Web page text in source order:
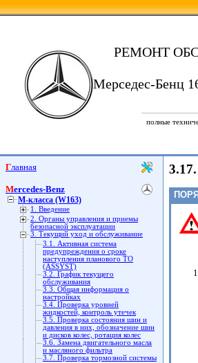
РЕМОНТ
Мерседес-Бенц
полные
Главная
Mercedes-Benz
M-класса (W163)
1. Введение
2. Органы управления и приемы
безопасной эксплуатации
3. Текущий уход и обслуживание
3.1. Активная система
предупреждения о сроке
наступления планового ТО
(ASSYST)
3.2. График текущего
обслуживания
3.3. Общая информация о
настройках
3.4. Проверка уровней
жидкостей, контроль утечек
3.5. Проверка состояния шин и
давления в них, обозначение шин
и дисков колес, ротация колес
3.6. Замена двигательного масла
и масляного фильтра
3.7. Проверка тормозной системы